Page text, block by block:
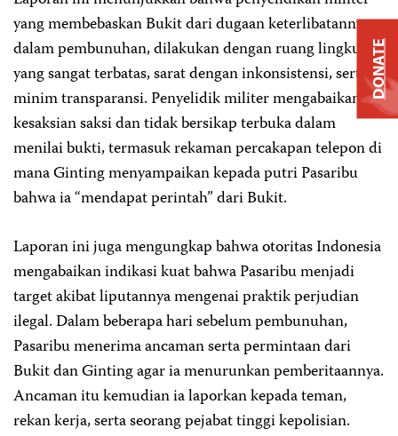
yang membebaskan Bukit dari dugaan keterlibatannya
dalam pembunuhan, dilakukan dengan ruang lingkup
yang sangat terbatas, sarat dengan inkonsistensi, serta
minim transparansi. Penyelidik militer mengabaikan
kesaksian saksi dan tidak bersikap terbuka dalam
menilai bukti, termasuk rekaman percakapan telepon di
mana Ginting menyampaikan kepada putri Pasaribu
bahwa ia “mendapat perintah” dari Bukit.
Laporan ini juga mengungkap bahwa otoritas Indonesia
mengabaikan indikasi kuat bahwa Pasaribu menjadi
target akibat liputannya mengenai praktik perjudian
ilegal. Dalam beberapa hari sebelum pembunuhan,
Pasaribu menerima ancaman serta permintaan dari
Bukit dan Ginting agar ia menurunkan pemberitaannya.
Ancaman itu kemudian ia laporkan kepada teman,
rekan kerja, serta seorang pejabat tinggi kepolisian.
DONATE